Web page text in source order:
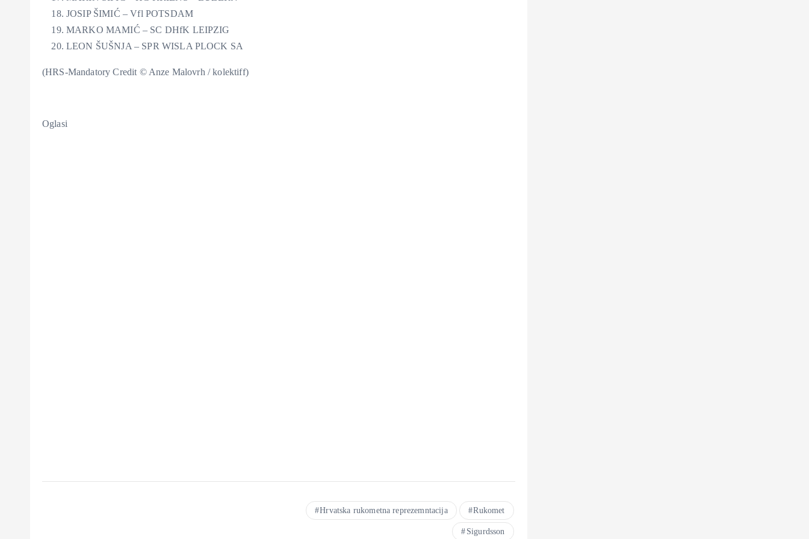
JOSIP ŠIMIĆ – Vfl POTSDAM
MARKO MAMIĆ – SC DHfK LEIPZIG
LEON ŠUŠNJA – SPR WISLA PLOCK SA
(HRS-Mandatory Credit © Anze Malovrh / kolektiff)
Oglasi
Hrvatska rukometna reprezemntacija Rukomet
Sigurdsson